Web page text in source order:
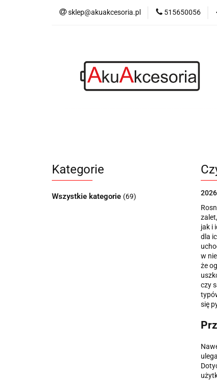
sklep@akuakcesoria.pl 515650056
Akumulatorki
Kategorie
Wszystkie kategorie (69)
jak i
dla
w
że
czy
się